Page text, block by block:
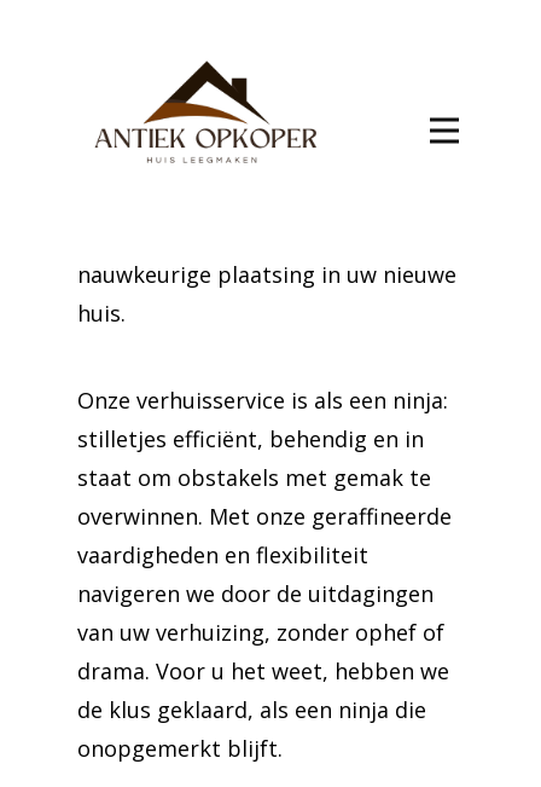
naar Mirwart met onze
gespecialiseerde service. Wij bieden
een complete oplossing voor het
nauwkeurige plaatsing in uw nieuwe
huis.
Onze verhuisservice is als een ninja:
stilletjes efficiënt, behendig en in
staat om obstakels met gemak te
overwinnen. Met onze geraffineerde
vaardigheden en flexibiliteit
navigeren we door de uitdagingen
van uw verhuizing, zonder ophef of
drama. Voor u het weet, hebben we
de klus geklaard, als een ninja die
onopgemerkt blijft.